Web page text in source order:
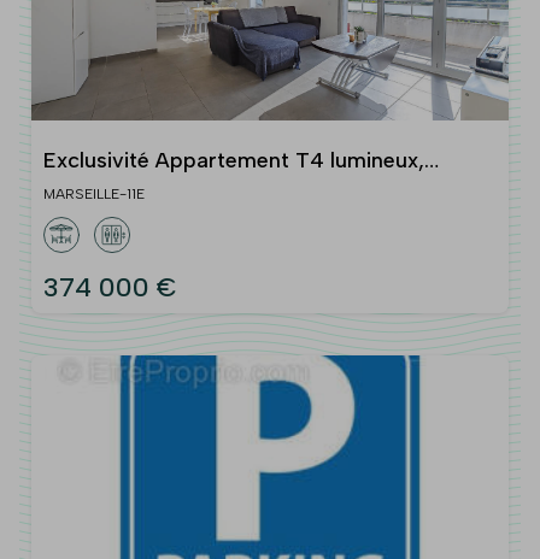
Exclusivité Appartement T4 lumineux,
MARSEILLE-11E
374 000 €